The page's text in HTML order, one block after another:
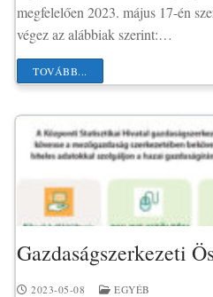
megfelelően 2023. május 17-én
végez az alábbiak szerint:…
TOVÁBB...
Gazdaságszerkezeti
2023-05-08 EGYÉB